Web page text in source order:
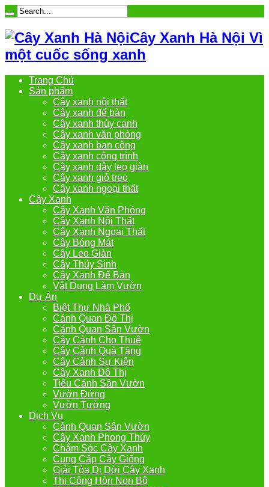
Cây Xanh Hà Nội Vì
một cuốc sống xanh
Trang Chủ
Sản phẩm
Cây xanh nội thất
Cây xanh để bàn
Cây xanh thủy canh
Cây xanh văn phòng
Cây xanh ban công
Cây xanh công trình
Cây xanh dây leo giàn
Cây xanh giỏ treo
Cây xanh ngoại thất
Cây Xanh
Cây Xanh Văn Phòng
Cây Xanh Nội Thất
Cây Xanh Ngoại Thất
Cây Bóng Mát
Cây Leo Giàn
Cây Thủy Sinh
Cây Xanh Để Bàn
Vật Dụng Làm Vườn
Dự Án
Biệt Thự Nhà Phố
Cảnh Quan Đô Thị
Cảnh Quan Sân Vườn
Cây Cảnh Cho Thuê
Cây Cảnh Quà Tặng
Cây Cảnh Sự Kiện
Cây Xanh Đô Thị
Tiểu Cảnh Sân Vườn
Vườn Đứng
Vườn Tường
Dịch Vụ
Cảnh Quan Sân Vườn
Cây Xanh Phong Thủy
Chắm Sóc Cây Xanh
Cung Cấp Cây Giống
Giải Tỏa Di Dời Cây Xanh
Thi Công Hòn Non Bộ